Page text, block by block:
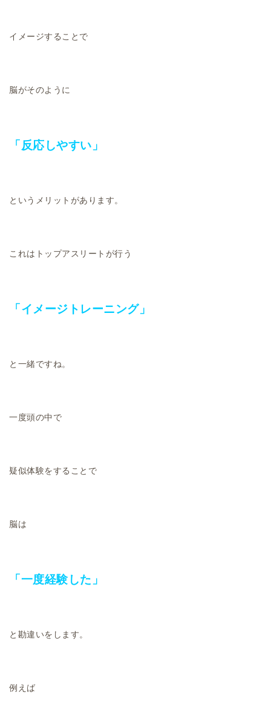
イメージすることで
脳がそのように
「反応しやすい」
というメリットがあります。
これはトップアスリートが行う
「イメージトレーニング」
と一緒ですね。
一度頭の中で
疑似体験をすることで
脳は
「一度経験した」
と勘違いをします。
例えば